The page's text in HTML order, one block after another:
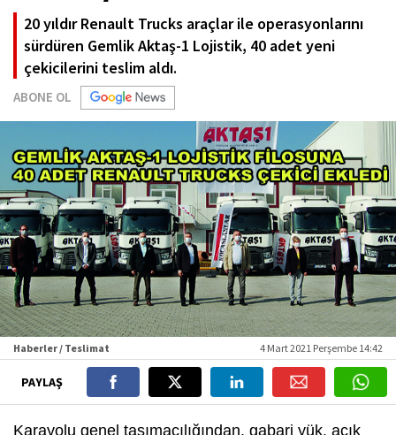
20 yıldır Renault Trucks araçlar ile operasyonlarını
sürdüren Gemlik Aktaş-1 Lojistik, 40 adet yeni
çekicilerini teslim aldı.
ABONE OL
Haberler / Teslimat 4 Mart 2021 Perşembe 14:42
PAYLAŞ
Karayolu genel taşımacılığından, gabari yük, açık